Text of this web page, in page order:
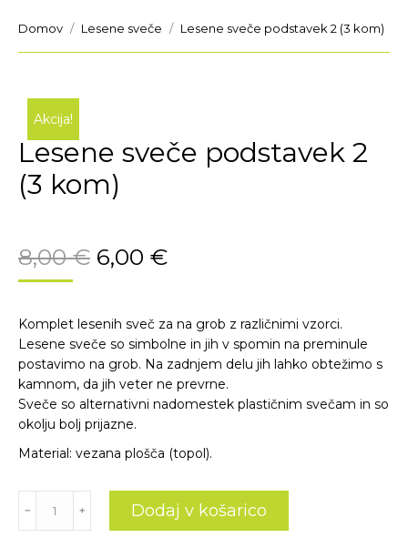
You are here:
Domov Lesene sveče Lesene sveče podstavek 2 (3 kom)
Akcija!
Lesene sveče podstavek 2
(3 kom)
8,00€ 6,00 €
Komplet lesenih sveč za na grob z različnimi vzorci.
Lesene sveče so simbolne in jih v spomin na preminule
postavimo na grob. Na zadnjem delu jih lahko obtežimo s
kamnom, da jih veter ne prevrne.
Sveče so alternativni nadomestek plastičnim svečam in so
okolju bolj prijazne.
Material: vezana plošča (topol).
sveče
﹣ ﹢ Dodaj v košarico